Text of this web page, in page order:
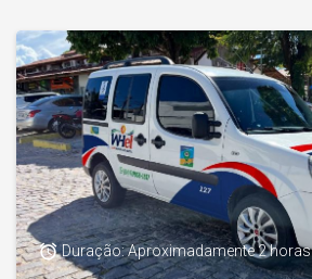
access_alarmDuração: Aproximadamente 2 horas